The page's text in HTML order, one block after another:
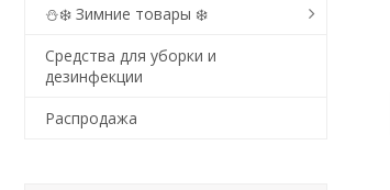
⛄❄️ Зимние товары ❄️
Средства для уборки и
дезинфекции
Распродажа